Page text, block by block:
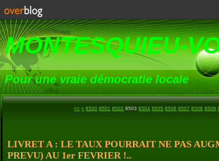
MONTESQUIEU-
Pour une vraie démocratie locale
<< < 8500 8501 8502 8503 8504 8505 8506 8507 8508 8509
LIVRET A : LE TAUX POURRAIT NE PAS
PREVU) AU 1er FEVRIER !..